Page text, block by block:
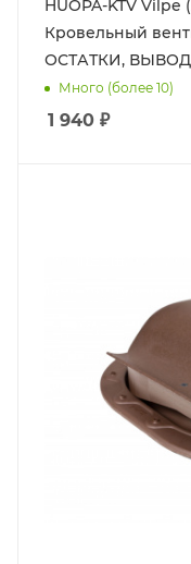
HUOPA-KTV
Кровельный
ОСТАТКИ,
Много (более 10)
1 940 ₽